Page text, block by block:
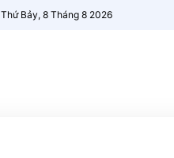
Thứ Bảy, 8 Tháng 8 2026